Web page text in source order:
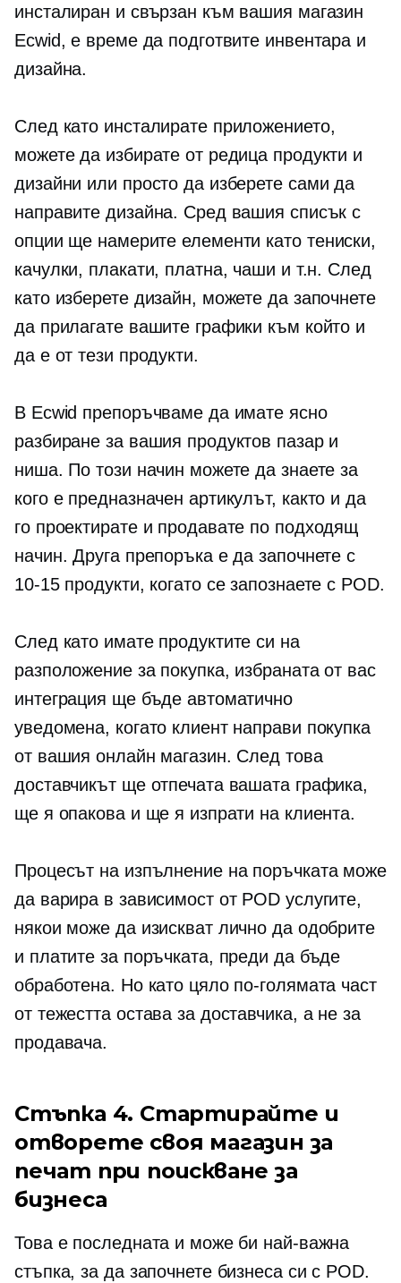
инсталиран и свързан към вашия магазин
Ecwid, е време да подготвите инвентара и
дизайна.
След като инсталирате приложението,
можете да избирате от редица продукти и
дизайни или просто да изберете сами да
направите дизайна. Сред вашия списък с
опции ще намерите елементи като тениски,
качулки, плакати, платна, чаши и т.н. След
като изберете дизайн, можете да започнете
да прилагате вашите графики към който и
да е от тези продукти.
В Ecwid препоръчваме да имате ясно
разбиране за вашия продуктов пазар и
ниша. По този начин можете да знаете за
кого е предназначен артикулът, както и да
го проектирате и продавате по подходящ
начин. Друга препоръка е да започнете с
10-15продукти, когато се запознаете с POD.
След като имате продуктите си на
разположение за покупка, избраната от вас
интеграция ще бъде автоматично
уведомена, когато клиент направи покупка
от вашия онлайн магазин. След това
доставчикът ще отпечата вашата графика,
ще я опакова и ще я изпрати на клиента.
Процесът на изпълнение на поръчката може
да варира в зависимост от POD услугите,
някои може да изискват лично да одобрите
и платите за поръчката, преди да бъде
обработена. Но като цяло по-голямата част
от тежестта остава за доставчика, а не за
продавача.
Стъпка 4. Стартирайте и
отворете своя магазин за
печат при поискване за
бизнеса
Това е последната и може би най-важна
стъпка, за да започнете бизнеса си с POD.